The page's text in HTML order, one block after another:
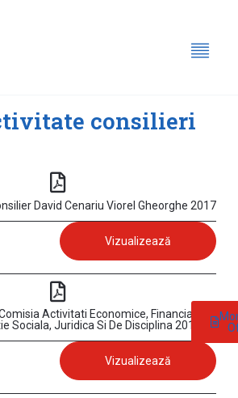
consilieri
David Cenariu Viorel Gheorghe 2017
Vizualizează
Activitati Economice, Financiare,
Sociala, Juridica Si De Disciplina 2017
Vizualizează